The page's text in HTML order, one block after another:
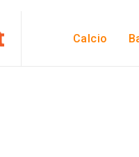
Calcio